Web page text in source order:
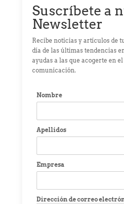
Suscríbete a
Newsletter
Recibe noticias y artículos de
día de las últimas tendencias
ayudas a las que acogerte en
comunicación.
Nombre
Apellidos
Empresa
Dirección de correo